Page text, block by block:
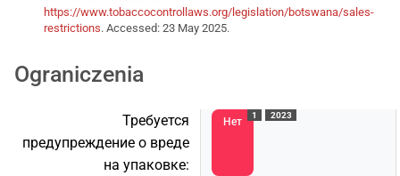
https://www.tobaccocontrollaws.org/legislation/botswana/sales-
restrictions. Accessed: 23 May 2025.
Ograniczenia
Требуется
предупреждение о вреде
на упаковке:
Нет
1 2023